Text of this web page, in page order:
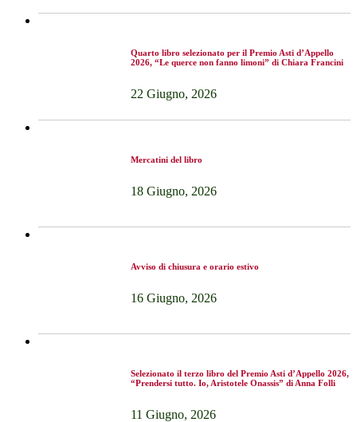
Quarto libro selezionato per il Premio Asti d’Appello
2026, “Le querce non fanno limoni” di Chiara Francini
22 Giugno, 2026
Mercatini del libro
18 Giugno, 2026
Avviso di chiusura e orario estivo
16 Giugno, 2026
Selezionato il terzo libro del Premio Asti d’Appello 2026,
“Prendersi tutto. Io, Aristotele Onassis” di Anna Folli
11 Giugno, 2026